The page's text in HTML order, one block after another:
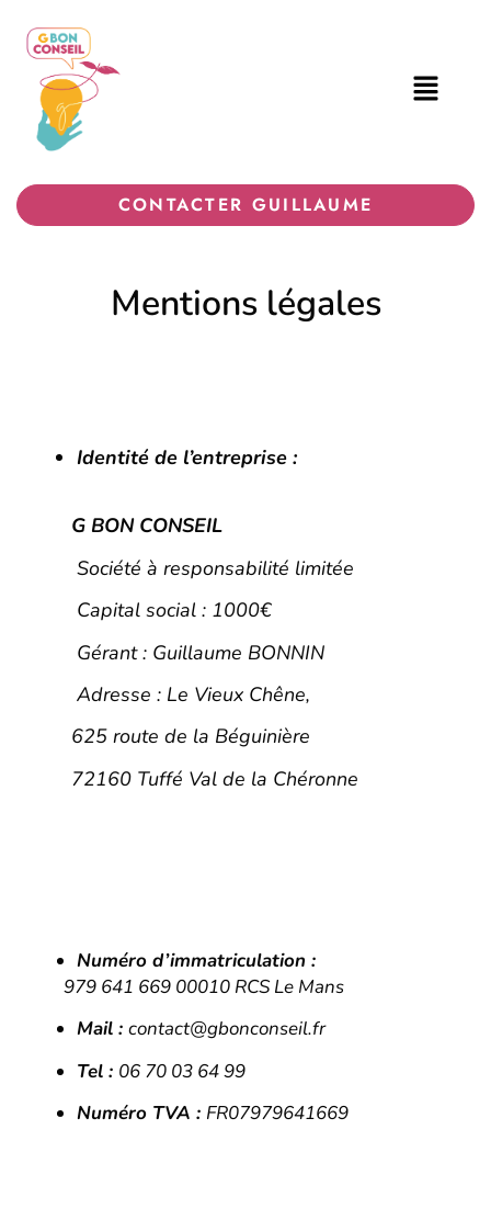
CONTACTER GUILLAUME
Mentions légales
Identité de l’entreprise :
G BON CONSEIL
Société à responsabilité limitée
Capital social : 1000€
Gérant : Guillaume BONNIN
Adresse : Le Vieux Chêne,
625 route de la Béguinière
72160 Tuffé Val de la Chéronne
Numéro d’immatriculation :
979 641 669 00010 RCS Le Mans
Mail : contact@gbonconseil.fr
Tel : 06 70 03 64 99
Numéro TVA : FR07979641669